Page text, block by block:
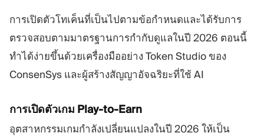
การเปิดตัวโทเค็นที่เป็นไปตามข้อกำหนดและได้รับการ
ตรวจสอบตามมาตรฐานการกำกับดูแลในปี 2026 ตอนนี้
ทำได้ง่ายขึ้นด้วยเครื่องมืออย่าง Token Studio ของ
ConsenSys และผู้สร้างสัญญาอัจฉริยะที่ใช้ AI
การเปิดตัวเกม Play-to-Earn
อุตสาหกรรมเกมกำลังเปลี่ยนแปลงในปี 2026 ให้เป็น